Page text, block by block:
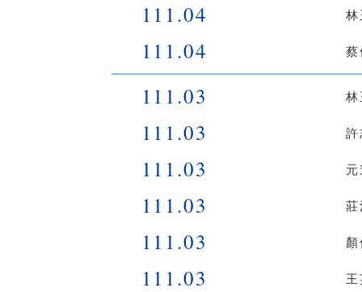
111.04
111.04
111.03
111.03
111.03
111.03
111.03
111.03